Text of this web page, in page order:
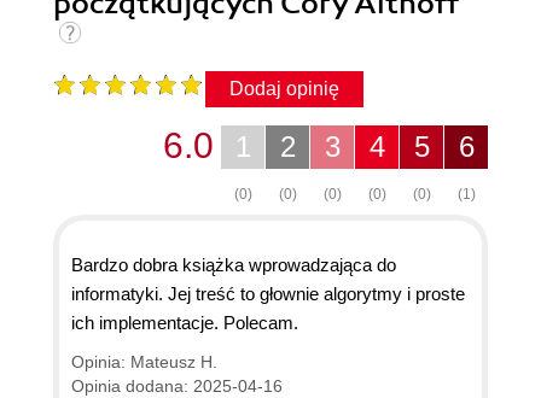
Dodaj opinię
6
(1)
5
(0)
4
(0)
3
(0)
2
(0)
1
(0)
6.0
Bardzo dobra książka wprowadzająca do
informatyki. Jej treść to głownie algorytmy i proste
ich implementacje. Polecam.
Opinia: Mateusz H.
Opinia dodana: 2025-04-16